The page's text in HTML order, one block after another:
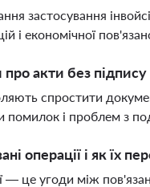
застосування
і економічної
акти без
спростити
помилок і проблем з
операції і як їх
— це угоди між